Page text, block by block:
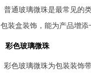
普通玻璃微珠是最常见的
包装盒装饰，能为产品增添
彩色玻璃微珠
彩色玻璃微珠为包装装饰